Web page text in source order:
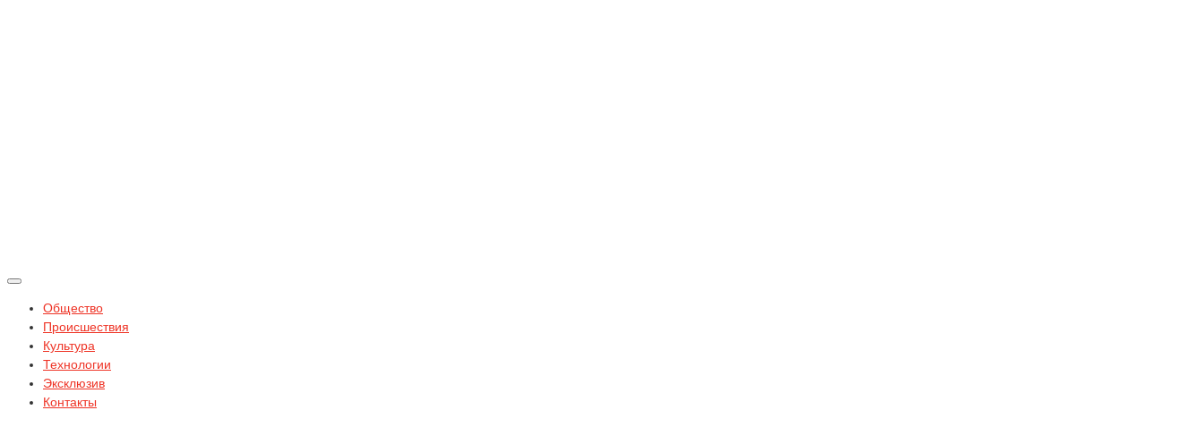
Общество
Происшествия
Культура
Технологии
Эксклюзив
Контакты